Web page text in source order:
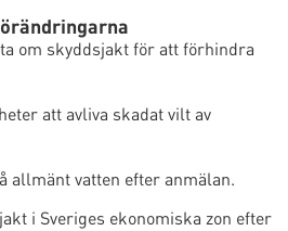
om skyddsjakt för att förhindra
att avliva skadat vilt av
allmänt vatten efter anmälan.
i Sveriges ekonomiska zon efter